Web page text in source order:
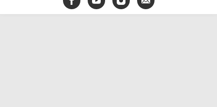
FacebookYouTubeInstagram
E-
mail